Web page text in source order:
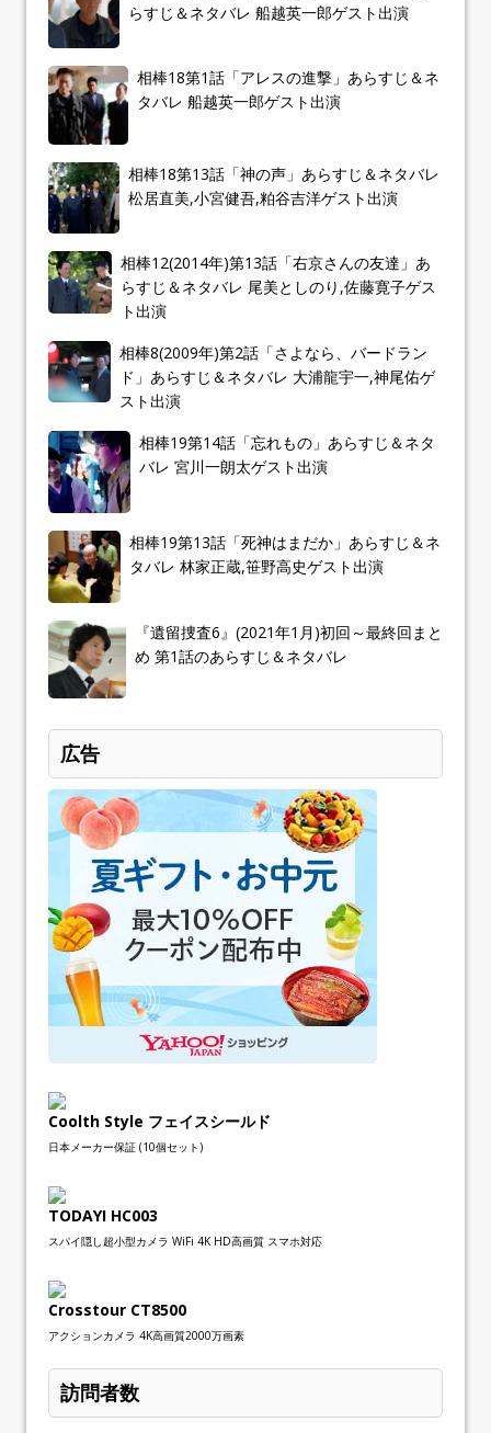
らすじ＆ネタバレ 船越英一郎ゲスト出演
相棒18第1話「アレスの進撃」あらすじ＆ネ
タバレ 船越英一郎ゲスト出演
相棒18第13話「神の声」あらすじ＆ネタバレ
松居直美,小宮健吾,粕谷吉洋ゲスト出演
相棒12(2014年)第13話「右京さんの友達」あ
らすじ＆ネタバレ 尾美としのり,佐藤寛子ゲス
ト出演
相棒8(2009年)第2話「さよなら、バードラン
ド」あらすじ＆ネタバレ 大浦龍宇一,神尾佑ゲ
スト出演
相棒19第14話「忘れもの」あらすじ＆ネタ
バレ 宮川一朗太ゲスト出演
相棒19第13話「死神はまだか」あらすじ＆ネ
タバレ 林家正蔵,笹野高史ゲスト出演
『遺留捜査6』(2021年1月)初回～最終回まと
め 第1話のあらすじ＆ネタバレ
広告
Coolth Style フェイスシールド
日本メーカー保証 (10個セット)
TODAYI HC003
スパイ隠し超小型カメラ WiFi 4K HD高画質 スマホ対応
Crosstour CT8500
アクションカメラ 4K高画質2000万画素
訪問者数